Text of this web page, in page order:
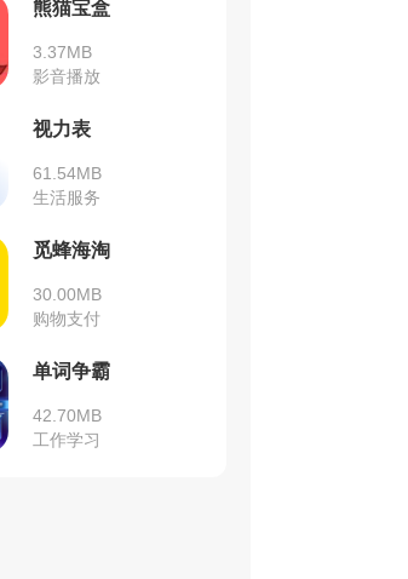
熊猫宝盒
3.37MB
影音播放
视力表
61.54MB
生活服务
觅蜂海淘
30.00MB
购物支付
单词争霸
42.70MB
工作学习